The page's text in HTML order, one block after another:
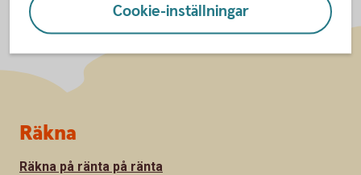
Cookie-inställningar
Sidfot
Räkna
Räkna på ränta på ränta